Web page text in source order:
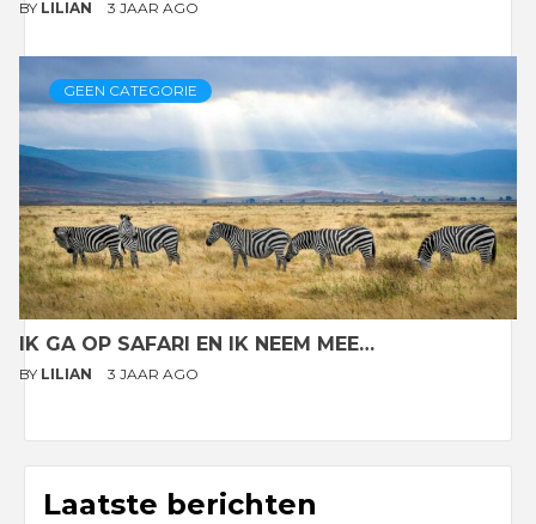
BY LILIAN 3 JAAR AGO
GEEN CATEGORIE
IK GA OP SAFARI EN IK NEEM MEE…
BY LILIAN 3 JAAR AGO
Laatste berichten